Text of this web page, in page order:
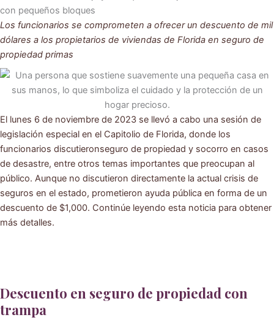
Los funcionarios se comprometen a ofrecer un descuento de mil
dólares a los propietarios de viviendas de Florida en seguro de
propiedad primas
El lunes 6 de noviembre de 2023 se llevó a cabo una sesión de
legislación especial en el Capitolio de Florida, donde los
funcionarios discutieronseguro de propiedad y socorro en casos
de desastre, entre otros temas importantes que preocupan al
público. Aunque no discutieron directamente la actual crisis de
seguros en el estado, prometieron ayuda pública en forma de un
descuento de $1,000. Continúe leyendo esta noticia para obtener
más detalles.
Descuento en seguro de propiedad con
trampa